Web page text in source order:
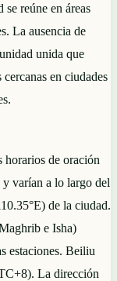
reúne en áreas
La ausencia de
unida que
en ciudades
horarios de oración
varían a lo largo del
de la ciudad.
e Isha)
estaciones. Beiliu
La dirección